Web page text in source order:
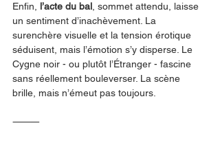
Enfin, l’acte du bal , sommet attendu, laisse
un sentiment d’inachèvement. La
surenchère visuelle et la tension érotique
séduisent, mais l’émotion s’y disperse. Le
Cygne noir - ou plutôt l’Étranger - fascine
sans réellement bouleverser. La scène
brille, mais n’émeut pas toujours.
⸻